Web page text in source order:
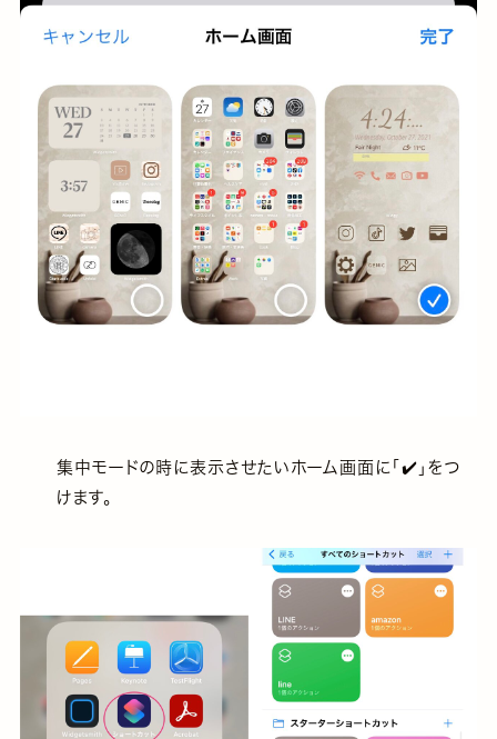
集中モードの時に表示させたいホーム画面に「✔️」をつ
けます。